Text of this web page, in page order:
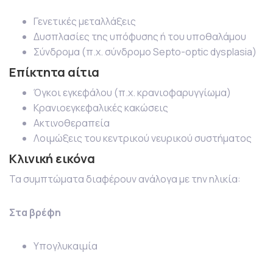
Γενετικές μεταλλάξεις
Δυσπλασίες της υπόφυσης ή του υποθαλάμου
Σύνδρομα (π.χ. σύνδρομο Septo-optic dysplasia)
Επίκτητα αίτια
Όγκοι εγκεφάλου (π.χ. κρανιοφαρυγγίωμα)
Κρανιοεγκεφαλικές κακώσεις
Ακτινοθεραπεία
Λοιμώξεις του κεντρικού νευρικού συστήματος
Κλινική εικόνα
Τα συμπτώματα διαφέρουν ανάλογα με την ηλικία:
Στα βρέφη
Υπογλυκαιμία